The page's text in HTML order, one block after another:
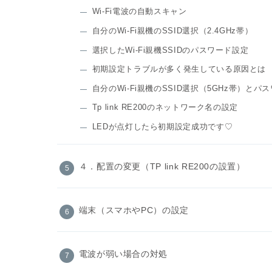
Wi-Fi電波の自動スキャン
自分のWi-Fi親機のSSID選択（2.4GHz帯）
選択したWi-Fi親機SSIDのパスワード設定
初期設定トラブルが多く発生している原因とは
自分のWi-Fi親機のSSID選択（5GHz帯）とパス
Tp link RE200のネットワーク名の設定
LEDが点灯したら初期設定成功です♡
４．配置の変更（TP link RE200の設置）
端末（スマホやPC）の設定
電波が弱い場合の対処